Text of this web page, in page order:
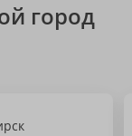
город